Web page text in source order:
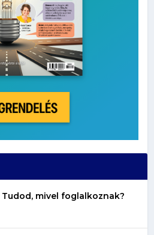
Tudod, mivel foglalkoznak?